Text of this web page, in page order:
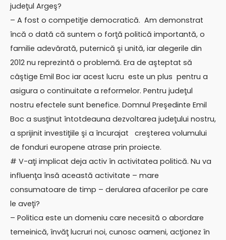
judeţul Argeş?
– A fost o competiţie democratică. Am demonstrat
încă o dată că suntem o forţă politică importantă, o
familie adevărată, puternică şi unită, iar alegerile din
2012 nu reprezintă o problemă. Era de aşteptat să
câştige Emil Boc iar acest lucru este un plus pentru a
asigura o continuitate a reformelor. Pentru judeţul
nostru efectele sunt benefice. Domnul Preşedinte Emil
Boc a susţinut întotdeauna dezvoltarea judeţului nostru,
a sprijinit investiţiile şi a încurajat creşterea volumului
de fonduri europene atrase prin proiecte.
# V-aţi implicat deja activ în activitatea politică. Nu va
influenţa însă această activitate – mare
consumatoare de timp – derularea afacerilor pe care
le aveţi?
– Politica este un domeniu care necesită o abordare
temeinică, învăţ lucruri noi, cunosc oameni, acţionez în